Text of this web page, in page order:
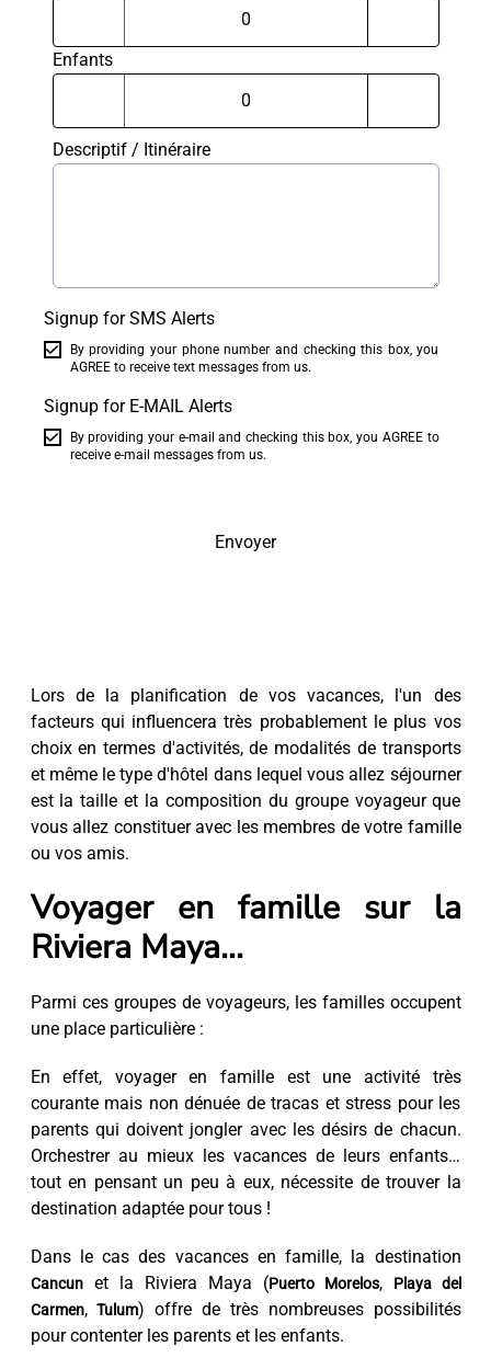
Enfants
Descriptif / Itinéraire
Signup for SMS Alerts
By providing your phone number and checking this box, you
AGREE to receive text messages from us.
Signup for E-MAIL Alerts
By providing your e-mail and checking this box, you AGREE to
receive e-mail messages from us.
Envoyer
Lors de la planification de vos vacances, l'un des
facteurs qui influencera très probablement le plus vos
choix en termes d'activités, de modalités de transports
et même le type d'hôtel dans lequel vous allez séjourner
est la taille et la composition du groupe voyageur que
vous allez constituer avec les membres de votre famille
ou vos amis.
Voyager en famille sur la
Riviera Maya...
Parmi ces groupes de voyageurs, les familles occupent
une place particulière :
En effet, voyager en famille est une activité très
courante mais non dénuée de tracas et stress pour les
parents qui doivent jongler avec les désirs de chacun.
Orchestrer au mieux les vacances de leurs enfants…
tout en pensant un peu à eux, nécessite de trouver la
destination adaptée pour tous !
Dans le cas des vacances en famille, la destination
Cancunet la Riviera Maya (Puerto Morelos,
Playa del
Carmen,Tulum) offre de très nombreuses possibilités
pour contenter les parents et les enfants.